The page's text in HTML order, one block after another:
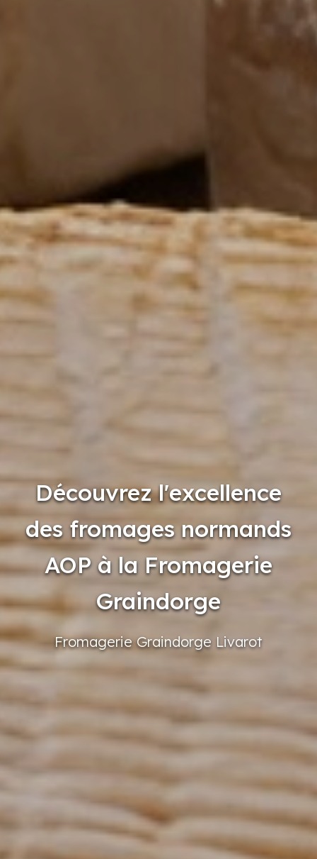
Découvrez l'excellence
des fromages normands
AOP à la Fromagerie
Graindorge
Fromagerie Graindorge Livarot